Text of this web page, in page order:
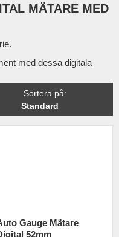
MÄTARE MED
med dessa digitala
laddtryck, oljetryck,
utav färgerna som
samma kvalitet som
Sortera på:
Standard
Gauge Mätare
52mm